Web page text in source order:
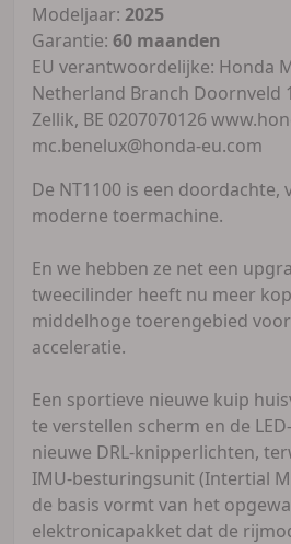
Modeljaar: 2025
Garantie: 60 maanden
EU verantwoordelijke: Honda
Netherland Branch Doornveld
Zellik, BE 0207070126
mc.benelux@honda-eu.com
De NT1100 is een
moderne toermachine.
En we hebben ze net een
tweecilinder heeft nu meer
middelhoge toerengebied
acceleratie.
Een sportieve nieuwe kuip
te verstellen scherm en de
nieuwe DRL-knipperlichten,
IMU-besturingsunit (Intertial
de basis vormt van het
elektronicapakket dat de